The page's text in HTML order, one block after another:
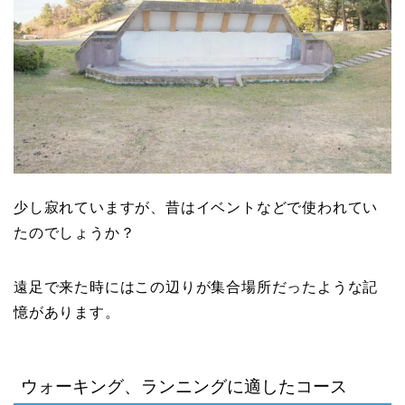
少し寂れていますが、昔はイベントなどで使われてい
たのでしょうか？
遠足で来た時にはこの辺りが集合場所だったような記
憶があります。
ウォーキング、ランニングに適したコース